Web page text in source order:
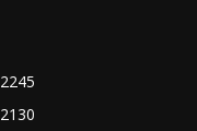
2245
2130